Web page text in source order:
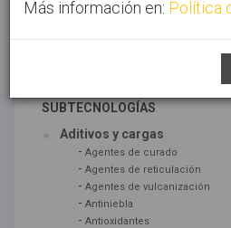
Más información en: Política
TECNOLOGÍAS ASOCIADAS
SUBTECNOLOGÍAS
Aditivos y cargas
- Agentes de curado
- Agentes de reticulación
- Agentes de vulcanización
- Antiniebla
- Antioxidantes